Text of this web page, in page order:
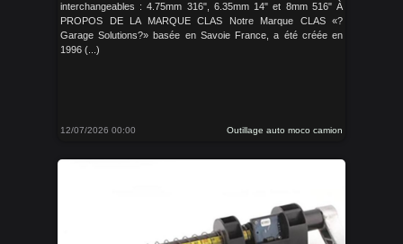
interchangeables : 4.75mm 316", 6.35mm 14" et 8mm 516" À
PROPOS DE LA MARQUE CLAS Notre Marque CLAS «?
Garage Solutions?» basée en Savoie France, a été créée en
1996 (...)
12/07/2026 00:00 Outillage auto moco camion